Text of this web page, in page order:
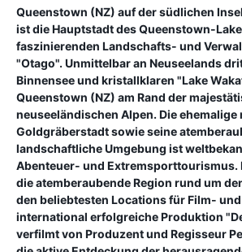
Queenstown (NZ) auf der südlichen
ist die Hauptstadt des Queenstown-
faszinierenden Landschafts- und
"Otago". Unmittelbar an Neuseelands
Binnensee und kristallklaren "Lake
Queenstown (NZ) am Rand der
neuseeländischen Alpen. Die
Goldgräberstadt sowie seine
landschaftliche Umgebung ist
Abenteuer- und Extremsporttourismus.
die atemberaubende Region rund um
den beliebtesten Locations für Film-
international erfolgreiche Produktion
verfilmt von Produzent und Regisseur